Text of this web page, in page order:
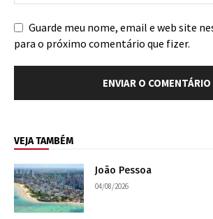
Guarde meu nome, email e web site
para o próximo comentário que fizer.
VEJA TAMBÉM
João Pessoa
04/08/2026